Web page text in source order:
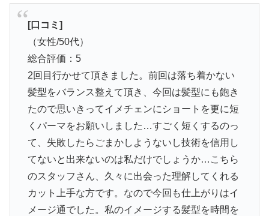
[口コミ]
（女性/50代）
総合評価：5
2回目行かせて頂きました。前回は落ち着かない
髪型をバランス整えて頂き、今回は髪型にも飽き
たので思いきってイメチェンにショートを更に短
くパーマをお願いしました…すごく短くするのっ
て、失敗したらごまかしようないし技術を信用し
てないと出来ないのは私だけでしょうか…こちら
のスタッフさん、久々に出会った理解してくれる
カット上手な方です。なので今回も仕上がりはイ
メージ通でした。私のイメージする髪型を時間を